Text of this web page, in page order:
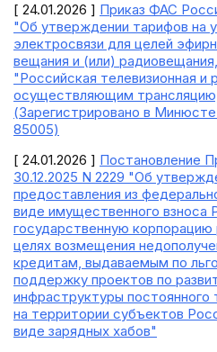
[ 24.01.2026 ] Приказ ФАС
"Об утверждении тарифов на
электросвязи для целей
вещания и (или)
"Российская телевизионная и
осуществляющим
(Зарегистрировано в Минюсте
85005)
[ 24.01.2026 ] Постановление
30.12.2025 N 2229 "Об
предоставления из
виде имущественного взноса
государственную
целях возмещения
кредитам, выдаваемым по
поддержку проектов по
инфраструктуры
на территории субъектов
виде зарядных хабов"